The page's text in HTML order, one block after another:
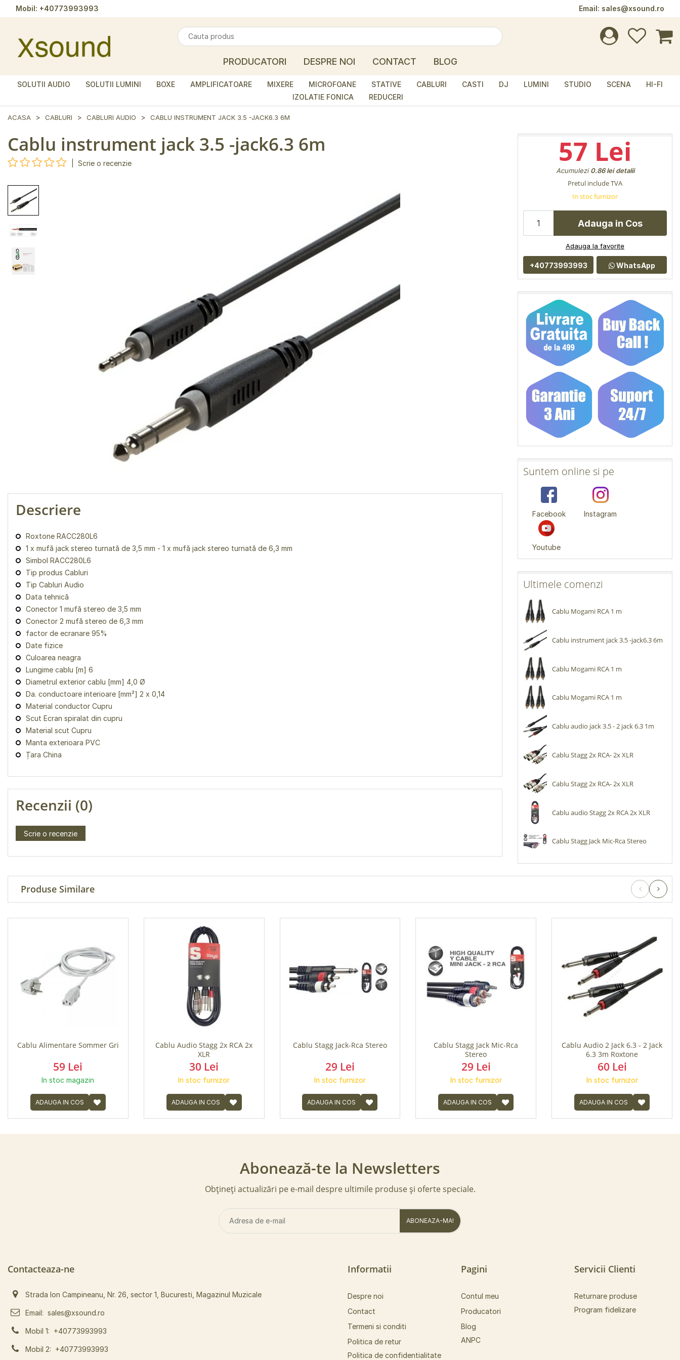
Mobil: +40773993993 Email: sales@xsound.ro
PRODUCATORI DESPRE NOI CONTACT BLOG
SOLUTII AUDIO SOLUTII LUMINI BOXE AMPLIFICATOARE MIXERE MICROFOANE STATIVE CABLURI CASTI DJ LUMINI STUDIO SCENA
HI-FI
IZOLATIE FONICA
REDUCERI
ACASA CABLURI CABLURI AUDIO CABLU INSTRUMENT JACK 3.5 -JACK6.3 6M
Cablu instrument jack 3.5 -jack6.3 6m
Scrie o recenzie
Descriere
Roxtone RACC280L6
1 x mufă jack stereo turnată de 3,5 mm - 1 x mufă jack stereo turnată de 6,3 mm
Simbol RACC280L6
Tip produs Cabluri
Tip Cabluri Audio
Data tehnică
Conector 1 mufă stereo de 3,5 mm
Conector 2 mufă stereo de 6,3 mm
factor de ecranare 95%
Date fizice
Culoarea neagra
Lungime cablu [m] 6
Diametrul exterior cablu [mm] 4,0 Ø
Da. conductoare interioare [mm²] 2 x 0,14
Material conductor Cupru
Scut Ecran spiralat din cupru
Material scut Cupru
Manta exterioara PVC
Țara China
Recenzii (0)
Scrie o recenzie
57 Lei
Acumulezi0.86 lei detalii
Pretul include TVA
In stoc furnizor
Adauga in Cos
Adauga la favorite
+40773993993 WhatsApp
Suntem online si pe
Facebook Instagram
Youtube
Ultimele comenzi
Cablu Mogami RCA 1 m
Cablu instrument jack 3.5 -jack6.3 6m
Cablu Mogami RCA 1 m
Cablu Mogami RCA 1 m
Cablu audio jack 3.5 - 2 jack 6.3 1m
Cablu Stagg 2x RCA- 2x XLR
Cablu Stagg 2x RCA- 2x XLR
Cablu audio Stagg 2x RCA 2x XLR
Cablu Stagg Jack Mic-Rca Stereo
Produse Similare
Cablu Alimentare Sommer Gri
59 Lei
In stoc magazin
ADAUGA IN COS
Cablu Audio Stagg 2x RCA 2x
XLR
30 Lei
In stoc furnizor
ADAUGA IN COS
Cablu Stagg Jack-Rca Stereo
29 Lei
In stoc furnizor
ADAUGA IN COS
Cablu Stagg Jack Mic-Rca
Stereo
29 Lei
In stoc furnizor
ADAUGA IN COS
Cablu Audio 2 Jack 6.3 - 2 Jack
6.3 3m Roxtone
60 Lei
In stoc furnizor
ADAUGA IN COS
Abonează-te la Newsletters
Obțineți actualizări pe e-mail despre ultimile produse și oferte speciale.
ABONEAZA-MA!
Contacteaza-ne
Strada Ion Campineanu, Nr. 26, sector 1, Bucuresti, Magazinul Muzicale
Email: sales@xsound.ro
Mobil 1: +40773993993
Mobil 2: +40773993993
Informatii
Despre noi
Contact
Termeni si conditi
Politica de retur
Politica de confidentialitate
Pagini
Contul meu
Producatori
Blog
ANPC
Servicii Clienti
Returnare produse
Program fidelizare